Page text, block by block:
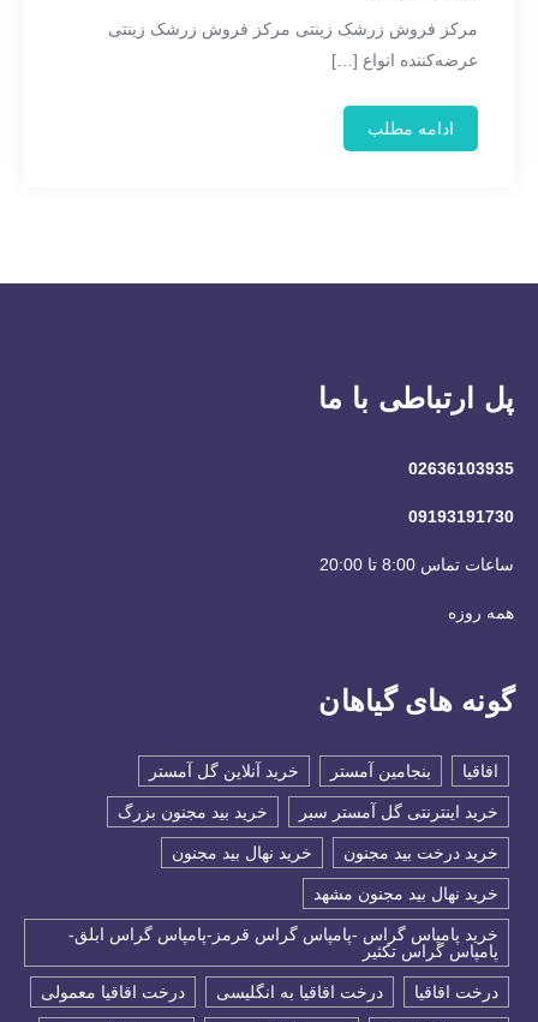
مرکز فروش زرشک زینتی مرکز فروش زرشک زینتی
عرضه‌کننده انواع […]
ادامه مطلب
پل ارتباطی با ما
02636103935
09193191730
ساعات تماس 8:00 تا 20:00
همه روزه
گونه های گیاهان
اقاقیا بنجامین آمستر خرید آنلاین گل آمستر
خرید اینترنتی گل آمستر سبر خرید بید مجنون بزرگ
خرید درخت بید مجنون خرید نهال بید مجنون
خرید نهال بید مجنون مشهد
خرید پامپاس گراس -پامپاس گراس قرمز-پامپاس گراس ابلق-
پامپاس گراس تکثیر
درخت اقاقیا درخت اقاقیا به انگلیسی درخت اقاقیا معمولی